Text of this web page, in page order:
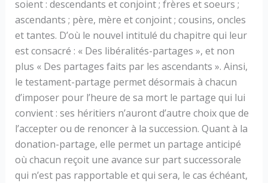
soient : descendants et conjoint ; frères et soeurs ;
ascendants ; père, mère et conjoint ; cousins, oncles
et tantes. D’où le nouvel intitulé du chapitre qui leur
est consacré : « Des libéralités-partages », et non
plus « Des partages faits par les ascendants ». Ainsi,
le testament-partage permet désormais à chacun
d’imposer pour l’heure de sa mort le partage qui lui
convient : ses héritiers n’auront d’autre choix que de
l’accepter ou de renoncer à la succession. Quant à la
donation-partage, elle permet un partage anticipé
où chacun reçoit une avance sur part successorale
qui n’est pas rapportable et qui sera, le cas échéant,